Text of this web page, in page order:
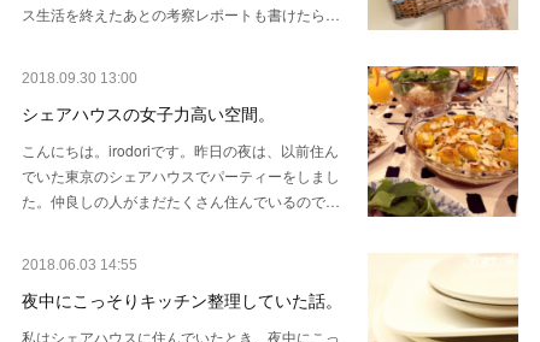
ス生活を終えたあとの考察レポートも書けたら…
2018.09.30 13:00
シェアハウスの女子力高い空間。
こんにちは。irodoriです。昨日の夜は、以前住ん
でいた東京のシェアハウスでパーティーをしまし
た。仲良しの人がまだたくさん住んでいるので…
2018.06.03 14:55
夜中にこっそりキッチン整理していた話。
私はシェアハウスに住んでいたとき、夜中にこっ